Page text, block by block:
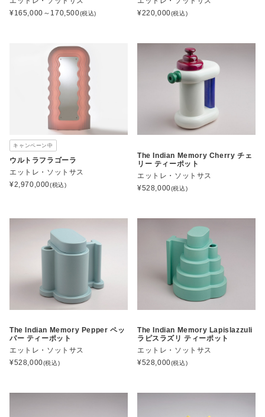
¥165,000～170,500(税込)
¥220,000(税込)
キャンペーン中
ウルトラフラゴーラ
エットレ・ソットサス
¥2,970,000(税込)
The Indian Memory Cherry チェ
リー ティーポット
エットレ・ソットサス
¥528,000(税込)
The Indian Memory Pepper ペッ
パー ティーポット
エットレ・ソットサス
¥528,000(税込)
The Indian Memory Lapislazzuli
ラピスラズリ ティーポット
エットレ・ソットサス
¥528,000(税込)